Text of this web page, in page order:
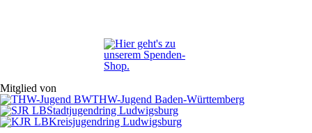
Mitglied von
THW-Jugend Baden-Württemberg
Stadtjugendring Ludwigsburg
Kreisjugendring Ludwigsburg